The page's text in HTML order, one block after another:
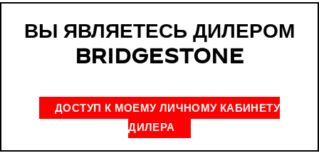
ВЫ ЯВЛЯЕТЕСЬ ДИЛЕРОМ
BRIDGESTONE
ДОСТУП К МОЕМУ ЛИЧНОМУ КАБИНЕТУ
ДИЛЕРА